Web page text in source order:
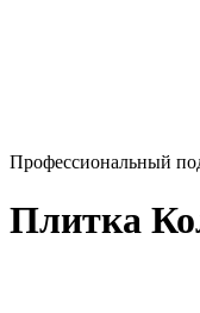
Профессиональный
Плитка